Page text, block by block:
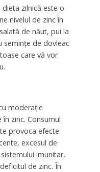
zilnică este o
nivelul de zinc în
de năut, pui la
semințe de dovleac
care vă vor
moderație
zinc. Consumul
provoca efecte
excesul de
imunitar,
de zinc. În